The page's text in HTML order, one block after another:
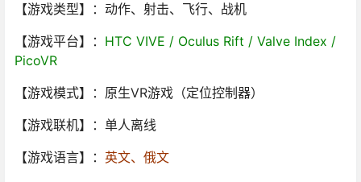
【游戏类型】：动作、射击、飞行、战机
【游戏平台】： HTC VIVE / Oculus Rift / Valve Index /
PicoVR
【游戏模式】：原生VR游戏（定位控制器）
【游戏联机】：单人离线
【游戏语言】： 英文、俄文